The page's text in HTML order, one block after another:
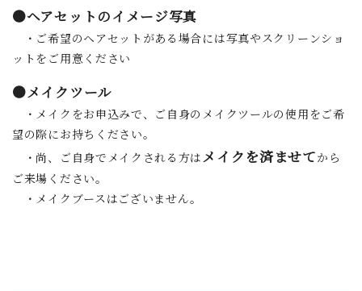
●ヘアセットのイメージ写真
・ご希望のヘアセットがある場合には写真やスクリーンショ
ットをご用意ください
●メイクツール
・メイクをお申込みで、ご自身のメイクツールの使用をご希
望の際にお持ちください。
・尚、ご自身でメイクされる方はメイクを済ませてから
ご来場ください。
・メイクブースはございません。